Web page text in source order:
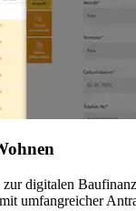
digitalen
umfangreicher